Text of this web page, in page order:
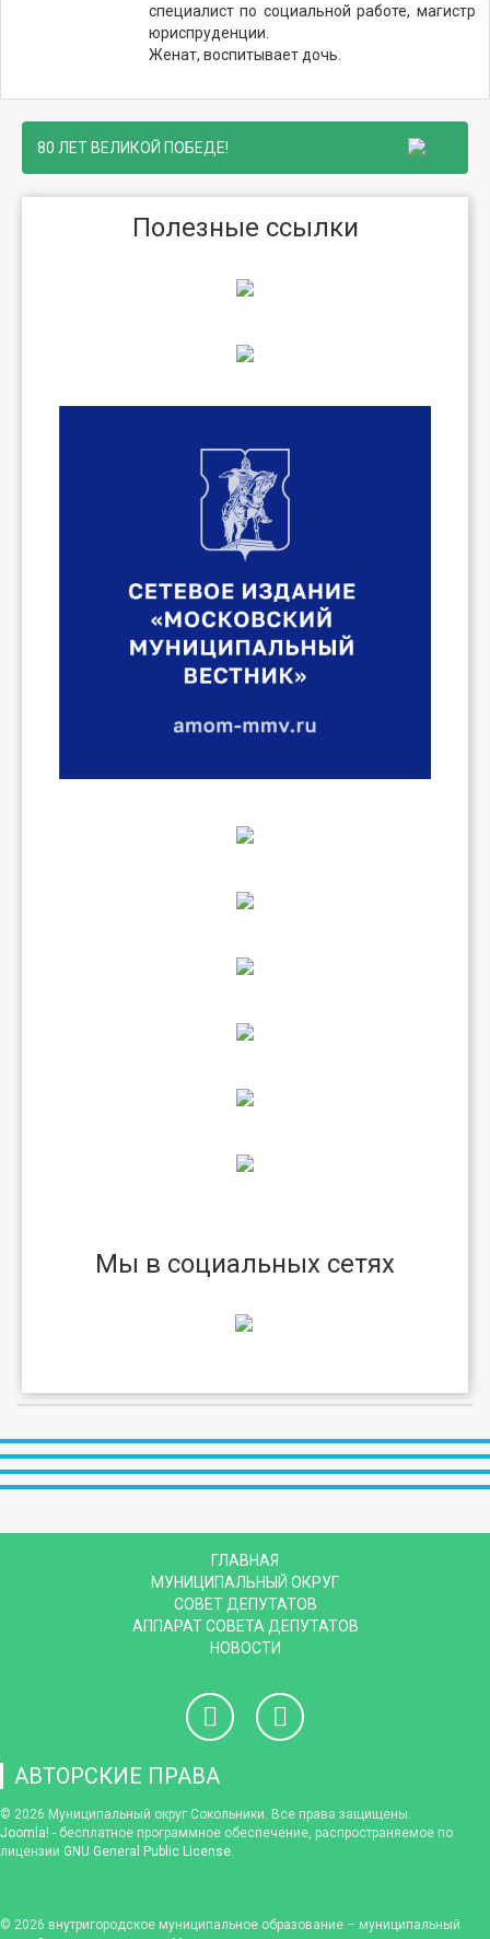
специалист по социальной работе, магистр
юриспруденции.
Женат, воспитывает дочь.
80 ЛЕТ ВЕЛИКОЙ ПОБЕДЕ!
Полезные ссылки
Мы в социальных сетях
ГЛАВНАЯ
МУНИЦИПАЛЬНЫЙ ОКРУГ
СОВЕТ ДЕПУТАТОВ
АППАРАТ СОВЕТА ДЕПУТАТОВ
НОВОСТИ
АВТОРСКИЕ ПРАВА
© 2026 Муниципальный округ Сокольники. Все права защищены.
Joomla! - бесплатное программное обеспечение, распространяемое по
лицензии GNU General Public License
© 2026 внутригородское муниципальное образование – муниципальный